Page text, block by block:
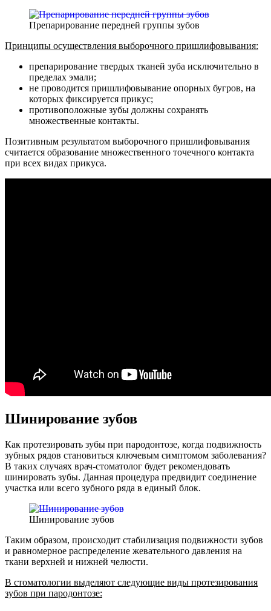
Препарирование передней группы зубов
Принципы осуществления выборочного пришлифовывания:
препарирование твердых тканей зуба исключительно в
пределах эмали;
не проводится пришлифовывание опорных бугров, на
которых фиксируется прикус;
противоположные зубы должны сохранять
множественные контакты.
Позитивным результатом выборочного пришлифовывания
считается образование множественного точечного контакта
при всех видах прикуса.
Шинирование зубов
Как протезировать зубы при пародонтозе, когда подвижность
зубных рядов становиться ключевым симптомом заболевания?
В таких случаях врач-стоматолог будет рекомендовать
шинировать зубы. Данная процедура предвидит соединение
участка или всего зубного ряда в единый блок.
Шинирование зубов
Таким образом, происходит стабилизация подвижности зубов
и равномерное распределение жевательного давления на
ткани верхней и нижней челюсти.
В стоматологии выделяют следующие виды протезирования
зубов при пародонтозе: